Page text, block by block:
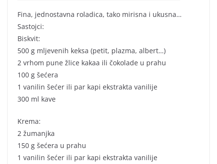
Fina, jednostavna roladica, tako mirisna i ukusna…
Sastojci:
Biskvit:
500 g mljevenih keksa (petit, plazma, albert…)
2 vrhom pune žlice kakaa ili čokolade u prahu
100 g šećera
1 vanilin šećer ili par kapi ekstrakta vanilije
300 ml kave
Krema:
2 žumanjka
150 g šećera u prahu
1 vanilin šećer ili par kapi ekstrakta vanilije